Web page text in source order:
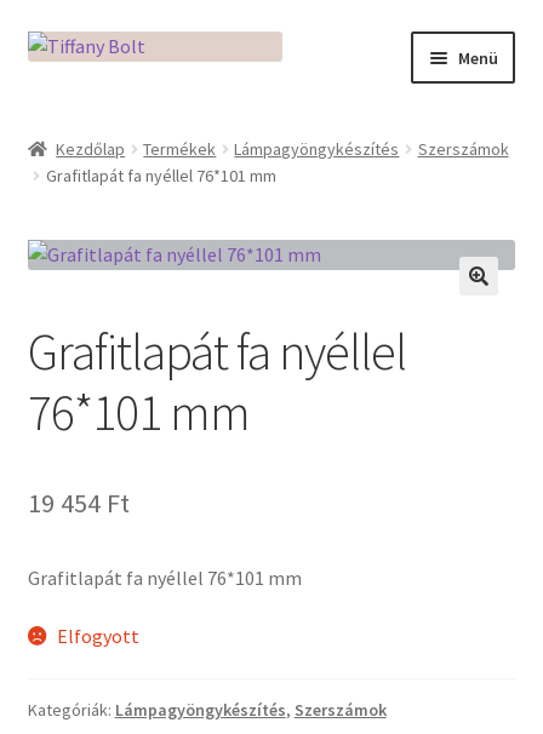
Ugrás
Kilépés
Menü
Adatkezelési tájékoztató
Az üveg világa / Workshopok
Fusingkemence beüzemelése
Hogyan használd a Mikro Boxot
Mozaik készítés
Tiffany ízelítő
Üvegvágás
Kezdőlap Termékek Lámpagyöngykészítés
Szerszámok
Grafitlapát fa nyéllel 76*101 mm
Grafitlapát fa nyéllel
76*101 mm
19 454 Ft
Grafitlapát fa nyéllel 76*101 mm
Elfogyott
Kategóriák: Lámpagyöngykészítés, Szerszámok